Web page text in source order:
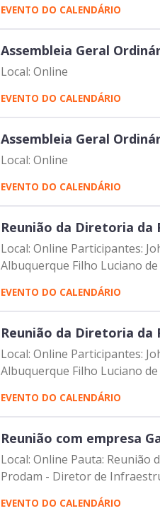
EVENTO DO CALENDÁRIO
Assembleia Geral
Local: Online
EVENTO DO CALENDÁRIO
Assembleia Geral
Local: Online
EVENTO DO CALENDÁRIO
Reunião da Diretoria da
Local: Online Participantes:
Albuquerque Filho Luciano
EVENTO DO CALENDÁRIO
Reunião da Diretoria da
Local: Online Participantes:
Albuquerque Filho Luciano
EVENTO DO CALENDÁRIO
Reunião com empresa
Local: Online Pauta:
Prodam - Diretor de
EVENTO DO CALENDÁRIO